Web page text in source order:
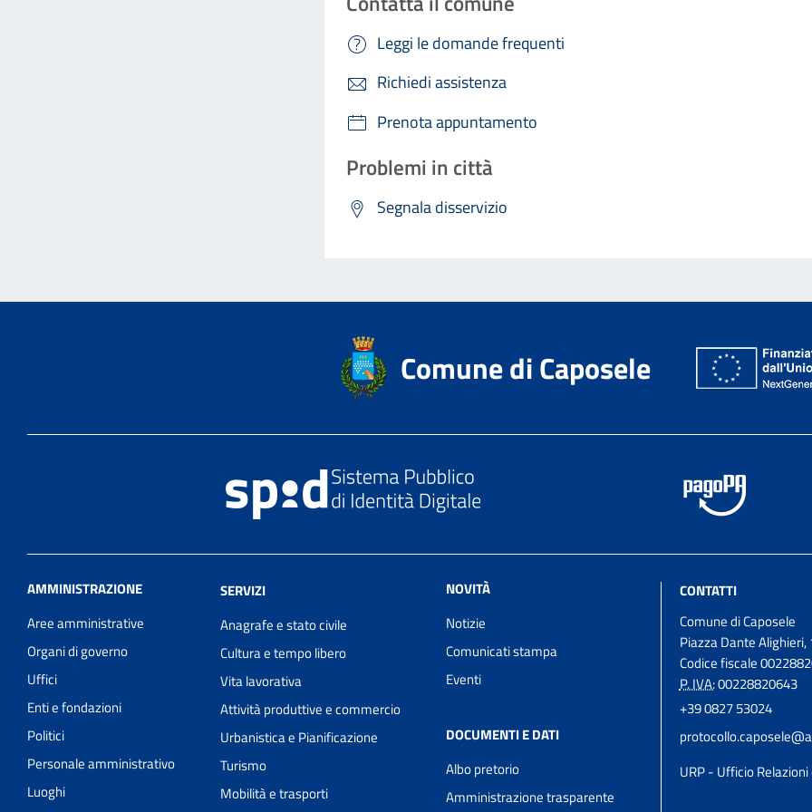
Leggi le domande frequenti
Richiedi assistenza
Prenota appuntamento
Problemi in città
Segnala disservizio
Comune di Caposele
AMMINISTRAZIONE
Aree amministrative
Organi di governo
Uffici
Enti e fondazioni
Politici
Personale amministrativo
Luoghi
SERVIZI
Anagrafe e stato civile
Cultura e tempo libero
Vita lavorativa
Attività produttive e commercio
Urbanistica e Pianificazione
Turismo
Mobilità e trasporti
NOVITÀ
Notizie
Comunicati stampa
Eventi
DOCUMENTI E DATI
Albo pretorio
Amministrazione trasparente
CONTATTI
Comune di Caposele
Piazza Dante Alighieri,
Codice fiscale
P. IVA:00228820643
+39 0827 53024
URP - Ufficio